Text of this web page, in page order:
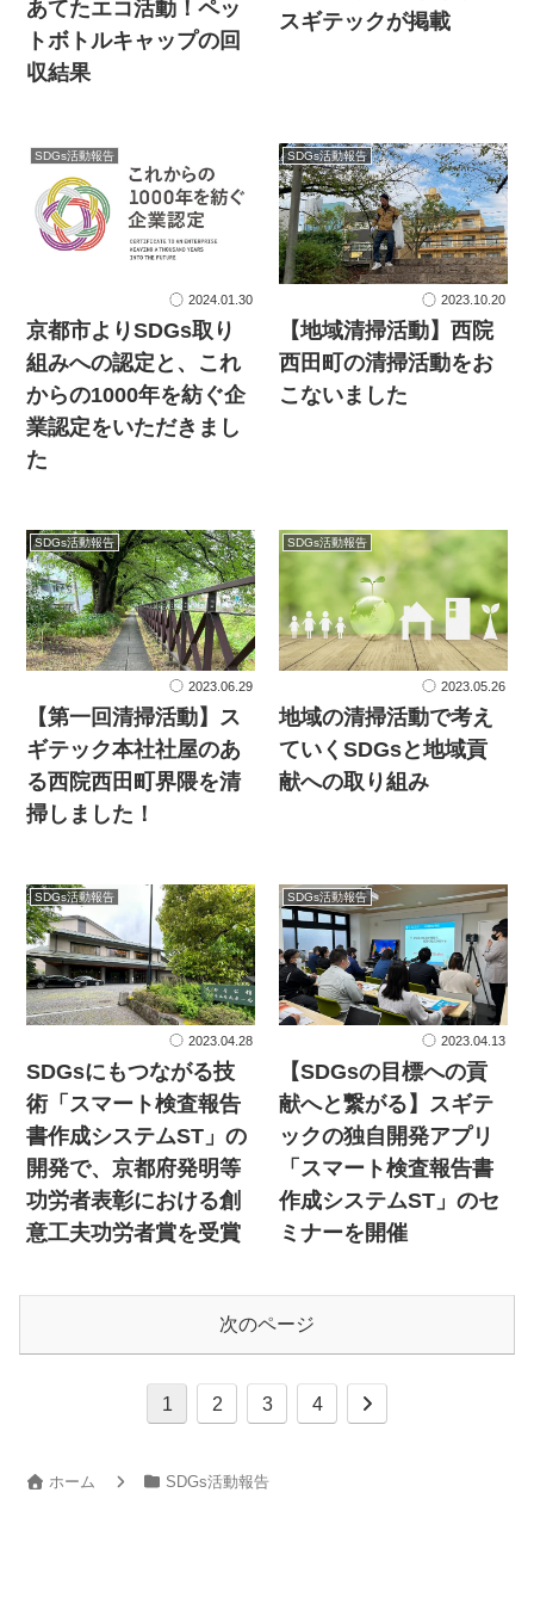
あてたエコ活動！ペッ
トボトルキャップの回
収結果
スギテックが掲載
SDGs活動報告
2024.01.30
京都市よりSDGs取り
組みへの認定と、これ
からの1000年を紡ぐ企
業認定をいただきまし
た
SDGs活動報告
2023.10.20
【地域清掃活動】西院
西田町の清掃活動をお
こないました
SDGs活動報告
2023.06.29
【第一回清掃活動】ス
ギテック本社社屋のあ
る西院西田町界隈を清
掃しました！
SDGs活動報告
2023.05.26
地域の清掃活動で考え
ていくSDGsと地域貢
献への取り組み
SDGs活動報告
2023.04.28
SDGsにもつながる技
術「スマート検査報告
書作成システムST」の
開発で、京都府発明等
功労者表彰における創
意工夫功労者賞を受賞
SDGs活動報告
2023.04.13
【SDGsの目標への貢
献へと繋がる】スギテ
ックの独自開発アプリ
「スマート検査報告書
作成システムST」のセ
ミナーを開催
次のページ
1 2 3 4
ホーム SDGs活動報告